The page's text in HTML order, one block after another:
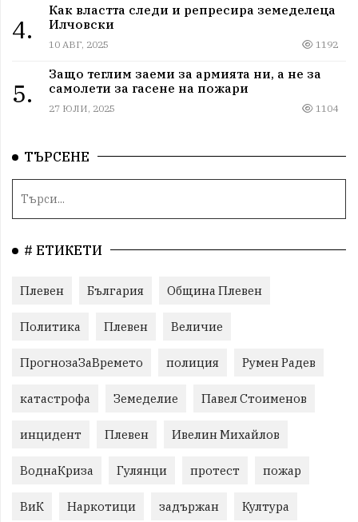
4.
Как властта следи и репресира земеделеца
Илчовски
10 АВГ, 2025 1192
5.
Защо теглим заеми за армията ни, а не за
самолети за гасене на пожари
27 ЮЛИ, 2025 1104
ТЪРСЕНЕ
# ЕТИКЕТИ
Плевен България Община Плевен
Политика Плевен Величие
ПрогнозаЗаВремето полиция Румен Радев
катастрофа Земеделие Павел Стоименов
инцидент Плевен Ивелин Михайлов
ВоднаКриза Гулянци протест пожар
ВиК Наркотици задържан Култура